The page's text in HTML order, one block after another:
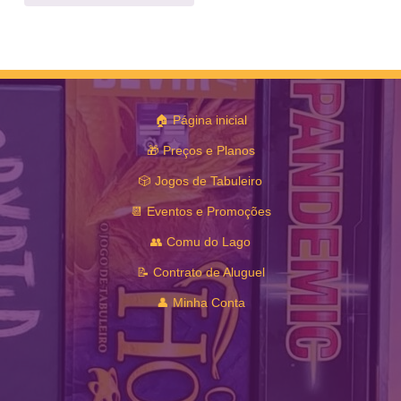
🏠 Página inicial
🎁 Preços e Planos
🎲 Jogos de Tabuleiro
📆 Eventos e Promoções
👥 Comu do Lago
📝 Contrato de Aluguel
👤 Minha Conta